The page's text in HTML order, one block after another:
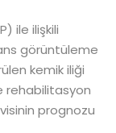
ile ilişkili
görüntüleme
kemik iliği
rehabilitasyon
prognozu